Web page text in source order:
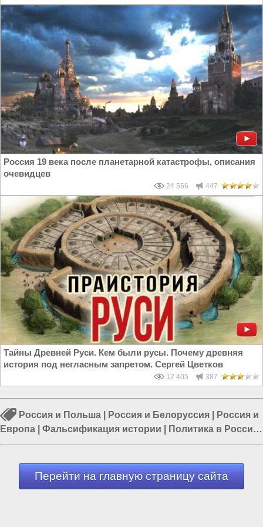
Россия 19 века после планетарной катастрофы, описания
очевидцев
24 566 447
Тайны Древней Руси. Кем были русы. Почему древняя
история под негласным запретом. Сергей Цветков
12 405 387
Россия и Польша Россия и Белоруссия
Россия и
Европа
Фальсификация истории
Политика в России
|Власть в РФ|Российская империя
Перейти на главную страницу сайта